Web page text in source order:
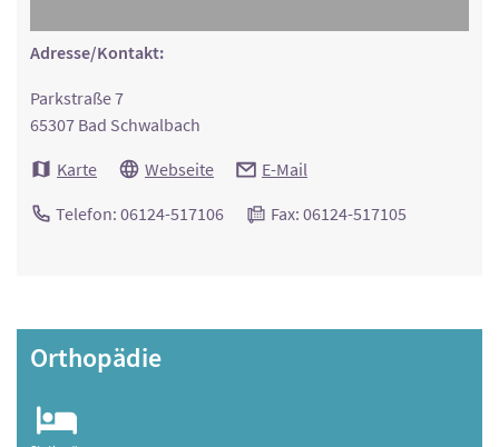
Adresse/Kontakt:
Parkstraße 7
65307 Bad Schwalbach
Karte
Webseite E-Mail
Telefon: 06124-517106 Fax: 06124-517105
Orthopädie